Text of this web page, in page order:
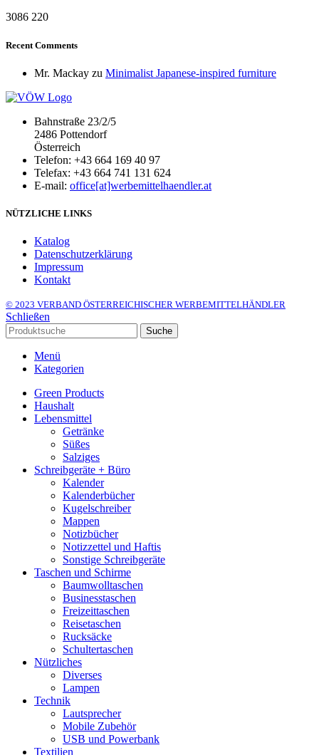
3086 220
Recent Comments
Mr. Mackay zu Minimalist Japanese-inspired furniture
Bahnstraße 23/2/5
2486 Pottendorf
Österreich
Telefon: +43 664 169 40 97
Telefax: +43 664 741 131 624
E-mail: office[at]werbemittelhaendler.at
NÜTZLICHE LINKS
Katalog
Datenschutzerklärung
Impressum
Kontakt
© 2023 VERBAND ÖSTERREICHISCHER WERBEMITTELHÄNDLER
Schließen
Suche
Menü
Kategorien
Green Products
Haushalt
Lebensmittel
Getränke
Süßes
Salziges
Schreibgeräte + Büro
Kalender
Kalenderbücher
Kugelschreiber
Mappen
Notizbücher
Notizzettel und Haftis
Sonstige Schreibgeräte
Taschen und Schirme
Baumwolltaschen
Businesstaschen
Freizeittaschen
Reisetaschen
Rucksäcke
Schultertaschen
Nützliches
Diverses
Lampen
Technik
Lautsprecher
Mobile Zubehör
USB und Powerbank
Textilien